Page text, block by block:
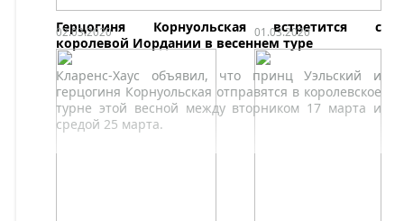
Герцогиня Корнуольская встретится с
королевой Иордании в весеннем туре
Кларенс-Хаус объявил, что принц Уэльский и
герцогиня Корнуольская отправятся в королевское
турне этой весной между вторником 17 марта и
средой 25 марта.
02.03.2020 01.03.2020